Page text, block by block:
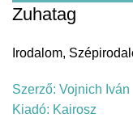
Zuhatag
Irodalom,
Szerző: Vojnich Iván
Kiadó: Kairosz